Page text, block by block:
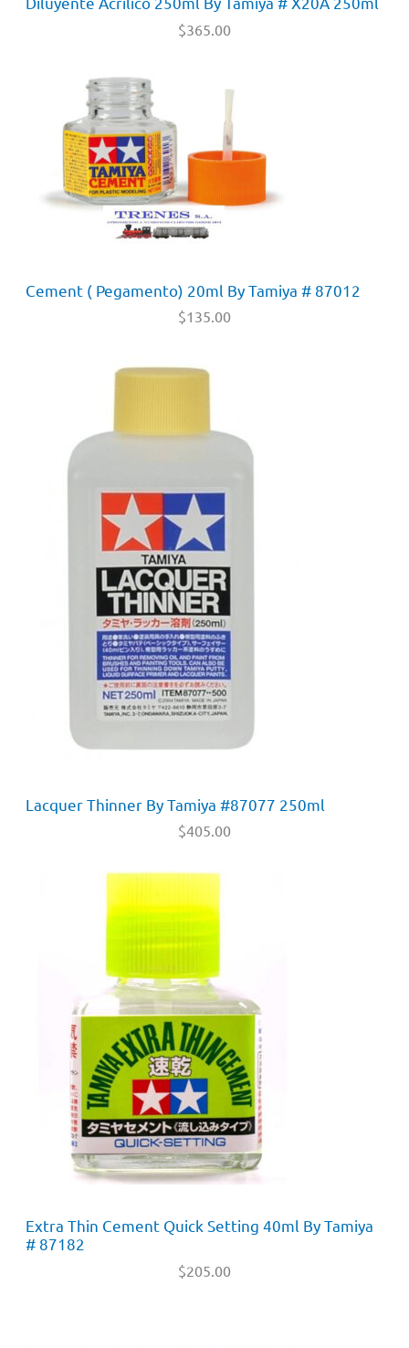
$365.00
Cement ( Pegamento) 20ml By Tamiya # 87012
$135.00
Lacquer Thinner By Tamiya #87077 250ml
$405.00
Extra Thin Cement Quick Setting 40ml By Tamiya
# 87182
$205.00